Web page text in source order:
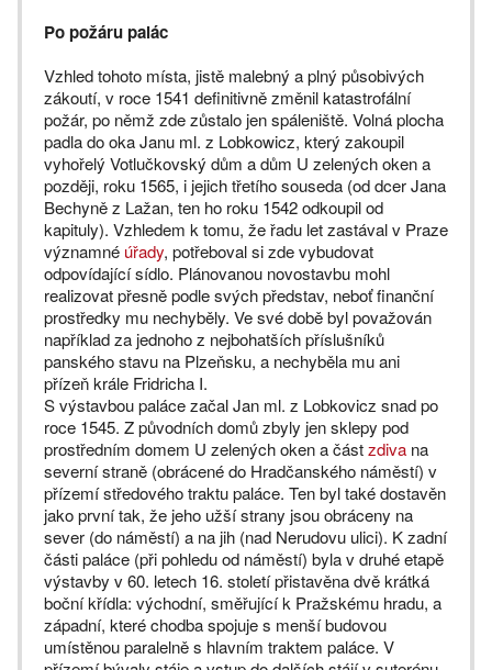
Po požáru palác
Vzhled tohoto místa, jistě malebný a plný působivých
zákoutí, v roce 1541 definitivně změnil katastrofální
požár, po němž zde zůstalo jen spáleniště. Volná plocha
padla do oka Janu ml. z Lobkowicz, který zakoupil
vyhořelý Votlučkovský dům a dům U zelených oken a
později, roku 1565, i jejich třetího souseda (od dcer Jana
Bechyně z Lažan, ten ho roku 1542 odkoupil od
kapituly). Vzhledem k tomu, že řadu let zastával v Praze
významné úřady, potřeboval si zde vybudovat
odpovídající sídlo. Plánovanou novostavbu mohl
realizovat přesně podle svých představ, neboť finanční
prostředky mu nechyběly. Ve své době byl považován
například za jednoho z nejbohatších příslušníků
panského stavu na Plzeňsku, a nechyběla mu ani
přízeň krále Fridricha I.
S výstavbou paláce začal Jan ml. z Lobkovicz snad po
roce 1545. Z původních domů zbyly jen sklepy pod
prostředním domem U zelených oken a částzdiva na
severní straně (obrácené do Hradčanského náměstí) v
přízemí středového traktu paláce. Ten byl také dostavěn
jako první tak, že jeho užší strany jsou obráceny na
sever (do náměstí) a na jih (nad Nerudovu ulici). K zadní
části paláce (při pohledu od náměstí) byla v druhé etapě
výstavby v 60. letech 16. století přistavěna dvě krátká
boční křídla: východní, směřující k Pražskému hradu, a
západní, které chodba spojuje s menší budovou
umístěnou paralelně s hlavním traktem paláce. V